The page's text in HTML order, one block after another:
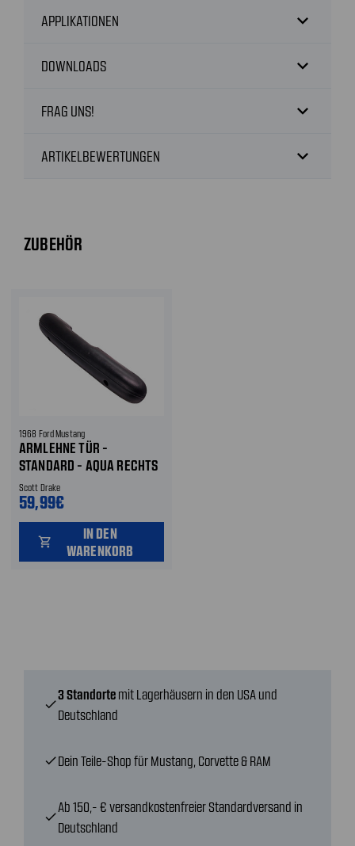
APPLIKATIONEN expand_more
DOWNLOADS expand_more
FRAG UNS! expand_more
ARTIKELBEWERTUNGEN expand_more
ZUBEHÖR
1968 Ford Mustang
ARMLEHNE TÜR -
STANDARD - AQUA RECHTS
Scott Drake
59,99€
shopping_cart
IN DEN
WARENKORB
check
3 Standorte mit Lagerhäusern in den USA und
Deutschland
checkDein Teile-Shop für Mustang, Corvette & RAM
check
Ab 150,- € versandkostenfreier Standardversand in
Deutschland